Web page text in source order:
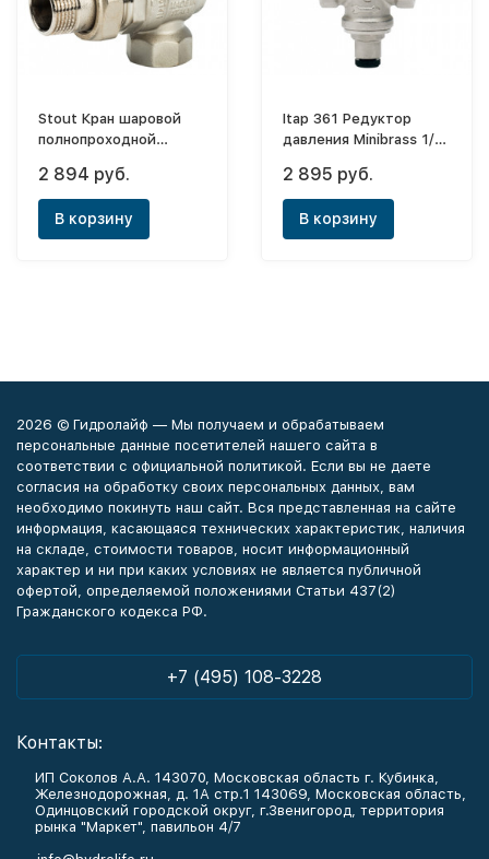
Stout Кран шаровой
полнопроходной
бабочка 1, американка
2 894 руб.
В корзину
Itap 361 Редуктор
давления Minibrass 1/2"
для манометра 1/4")
2 895 руб.
В корзину
2026 © Гидролайф — Мы получаем и обрабатываем
персональные данные посетителей нашего сайта в
соответствии с официальной политикой. Если вы не даете
согласия на обработку своих персональных данных, вам
необходимо покинуть наш сайт. Вся представленная на сайте
информация, касающаяся технических характеристик, наличия
на складе, стоимости товаров, носит информационный
характер и ни при каких условиях не является публичной
офертой, определяемой положениями Статьи 437(2)
Гражданского кодекса РФ.
+7 (495) 108-3228
Контакты:
ИП Соколов А.А. 143070, Московская область г. Кубинка,
Железнодорожная, д. 1А стр.1 143069, Московская область,
Одинцовский городской округ, г.Звенигород, территория
рынка "Маркет", павильон 4/7